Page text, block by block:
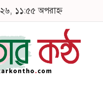
১১:৫৫ অপরাহ্ন